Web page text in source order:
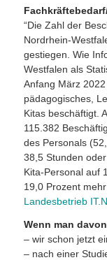
“Die Zahl der
Nordrhein-
gestiegen. Wie
Westfalen als
Anfang März
pädagogisches,
Kitas beschäftigt.
115.382
des Personals
38,5 Stunden
Kita-Personal auf
19,0 Prozent
Landesbetrieb
Wenn man
– wir schon jetzt
– nach einer